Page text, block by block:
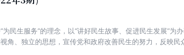
“为民生服务”的理念，以“讲好民生故事、促进民生发展”
角、独立的思想，宣传党和政府改善民生的努力，反映民